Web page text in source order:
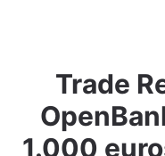
Trade
1.000